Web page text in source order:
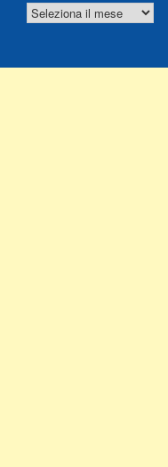
ARCHIVIO
NEWS